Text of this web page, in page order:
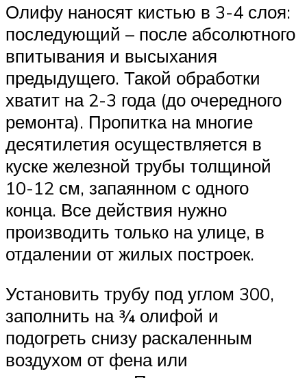
Олифу наносят кистью в 3-4 слоя:
последующий – после абсолютного
впитывания и высыхания
предыдущего. Такой обработки
хватит на 2-3 года (до очередного
ремонта). Пропитка на многие
десятилетия осуществляется в
куске железной трубы толщиной
10-12 см, запаянном с одного
конца. Все действия нужно
производить только на улице, в
отдалении от жилых построек.
Установить трубу под углом 300,
заполнить на ¾ олифой и
подогреть снизу раскаленным
воздухом от фена или